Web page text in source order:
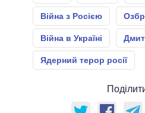
Війна з Росією
Війна в Україні
Ядерний терор росії